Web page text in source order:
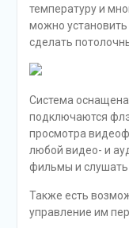
температуру и
можно
сделать
Система
подключаются
просмотра
любой видео- и
фильмы и слушать
Также есть
управление им